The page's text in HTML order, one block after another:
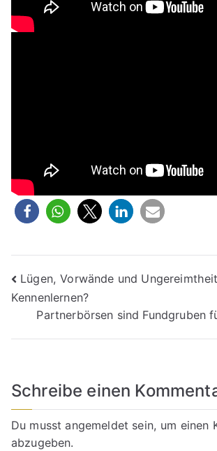
Beitragsnavigation
Lügen, Vorwände und
Kennenlernen?
Partnerbörsen sind Fundgruben
Schreibe einen
Du musstangemeldet sein, um einen
abzugeben.